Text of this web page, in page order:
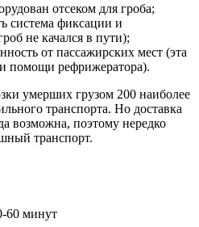
отсеком для гроба;
система фиксации и
не качался в пути);
от пассажирских мест (эта
помощи рефрижератора).
умерших грузом 200 наиболее
транспорта. Но доставка
возможна, поэтому нередко
транспорт.
60 минут